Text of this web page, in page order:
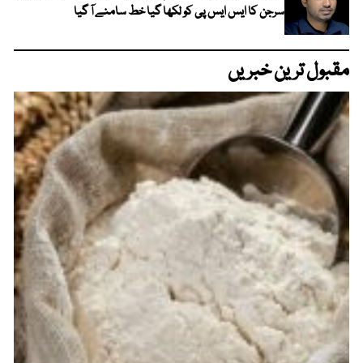
سرجن کا ایس ایس پی کو لکھا گیا خط سامنے آ گیا
مقبول ترین خبریں